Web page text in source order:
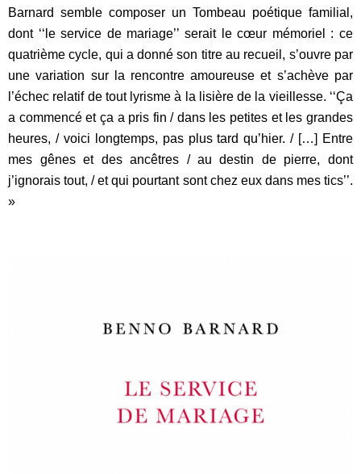
Barnard semble composer un Tombeau poétique familial,
dont ‘‘le service de mariage’’ serait le cœur mémoriel : ce
quatrième cycle, qui a donné son titre au recueil, s’ouvre par
une variation sur la rencontre amoureuse et s’achève par
l’échec relatif de tout lyrisme à la lisière de la vieillesse. ‘‘Ça
a commencé et ça a pris fin / dans les petites et les grandes
heures, / voici longtemps, pas plus tard qu’hier. / […] Entre
mes gênes et des ancêtres / au destin de pierre, dont
j’ignorais tout, / et qui pourtant sont chez eux dans mes tics’’.
»